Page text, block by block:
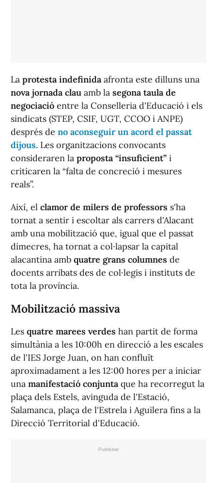
La protesta indefinida afronta este dilluns una
nova jornada clau amb la segona taula de
negociació entre la Conselleria d'Educació i els
sindicats (STEP, CSIF, UGT, CCOO i ANPE)
després de no aconseguir un acord el passat
dijous. Les organitzacions convocants
consideraren la proposta “insuficient” i
criticaren la “falta de concreció i mesures
reals”.
Així, el clamor de milers de professors s'ha
tornat a sentir i escoltar als carrers d'Alacant
amb una mobilització que, igual que el passat
dimecres, ha tornat a col·lapsar la capital
alacantina amb quatre grans columnes de
docents arribats des de col·legis i instituts de
tota la província.
Mobilització massiva
Les quatre marees verdes han partit de forma
simultània a les 10:00h en direcció a les escales
de l'IES Jorge Juan, on han confluït
aproximadament a les 12:00 hores per a iniciar
una manifestació conjunta que ha recorregut la
plaça dels Estels, avinguda de l'Estació,
Salamanca, plaça de l'Estrela i Aguilera fins a la
Direcció Territorial d'Educació.